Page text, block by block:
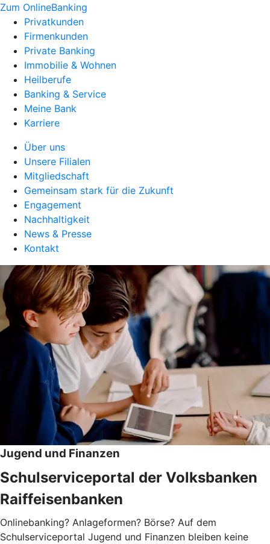
Zum OnlineBanking
Privatkunden
Firmenkunden
Private Banking
Immobilie & Wohnen
Heilberufe
Banking & Service
Meine Bank
Karriere
Über uns
Unsere Filialen
Mitgliedschaft
Gemeinsam stark für die Zukunft
Engagement
Nachhaltigkeit
News & Presse
Kontakt
Jugend und Finanzen
Schulserviceportal der Volksbanken
Raiffeisenbanken
Onlinebanking? Anlageformen? Börse? Auf dem
Schulserviceportal Jugend und Finanzen bleiben keine